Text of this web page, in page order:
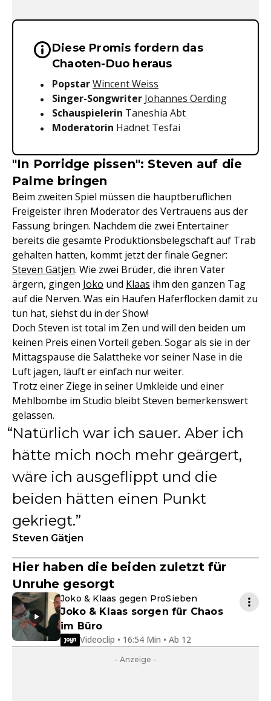
Wichtige Hinweise &
Diese Promis fordern das
Chaoten-Duo heraus
PopstarWincent Weiss
Singer-Songwriter Johannes Oerding
Schauspielerin Taneshia Abt
Moderatorin Hadnet Tesfai
"In Porridge pissen": Steven auf die
Palme bringen
Beim zweiten Spiel müssen die hauptberuflichen
Freigeister ihren Moderator des Vertrauens aus der
Fassung bringen. Nachdem die zwei Entertainer
bereits die gesamte Produktionsbelegschaft auf Trab
gehalten hatten, kommt jetzt der finale Gegner:
Steven Gätjen. Wie zwei Brüder, die ihren Vater
ärgern, gingen Joko und Klaas ihm den ganzen Tag
auf die Nerven. Was ein Haufen Haferflocken damit zu
tun hat, siehst du in der Show!
Doch Steven ist total im Zen und will den beiden um
keinen Preis einen Vorteil geben. Sogar als sie in der
Mittagspause die Salattheke vor seiner Nase in die
Luft jagen, läuft er einfach nur weiter.
Trotz einer Ziege in seiner Umkleide und einer
Mehlbombe im Studio bleibt Steven bemerkenswert
gelassen.
Natürlich war ich sauer. Aber ich
hätte mich noch mehr geärgert,
wäre ich ausgeflippt und die
beiden hätten einen Punkt
gekriegt.
Steven Gätjen
Hier haben die beiden zuletzt für
Unruhe gesorgt
Joko & Klaas gegen ProSieben
Joko & Klaas sorgen für Chaos
im Büro
Videoclip • 16:54 Min • Ab 12
- Anzeige -